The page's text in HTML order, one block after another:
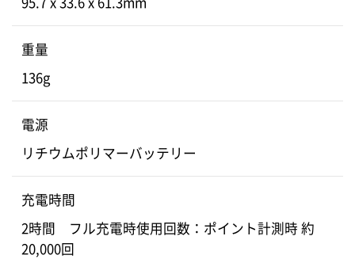
重量
136g
電源
リチウムポリマーバッテリー
充電時間
2時間 フル充電時使用回数：ポイント計測時 約
20,000回